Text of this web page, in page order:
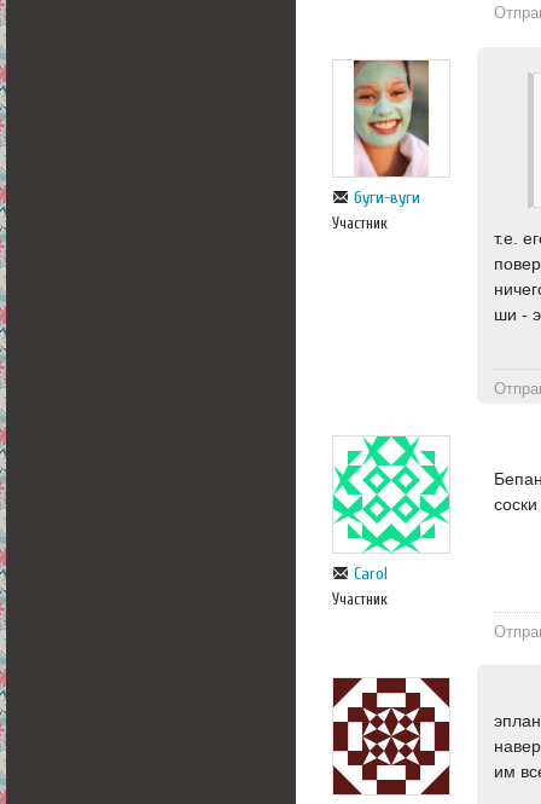
буги-вуги
Участник
т.е.
ши -
Carol
Участник
им